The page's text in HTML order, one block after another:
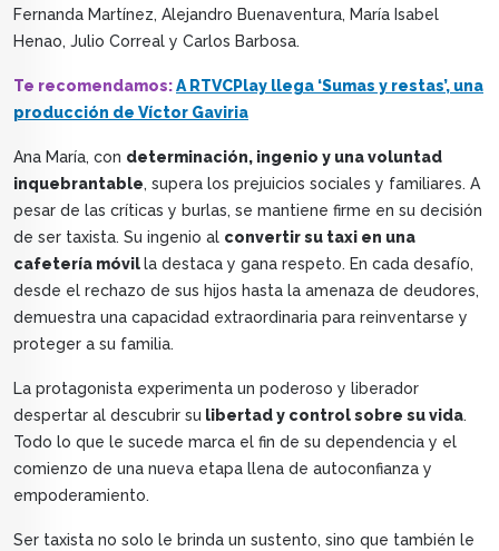
Fernanda Martínez, Alejandro Buenaventura, María Isabel
Henao, Julio Correal y Carlos Barbosa.
Te recomendamos:A RTVCPlay llega ‘Sumas y restas’, una
producción de Víctor Gaviria
Ana María, con determinación, ingenio y una voluntad
inquebrantable, supera los prejuicios sociales y familiares. A
pesar de las críticas y burlas, se mantiene firme en su decisión
de ser taxista. Su ingenio al convertir su taxi en una
cafetería móvilla destaca y gana respeto. En cada desafío,
desde el rechazo de sus hijos hasta la amenaza de deudores,
demuestra una capacidad extraordinaria para reinventarse y
proteger a su familia.
La protagonista experimenta un poderoso y liberador
despertar al descubrir su libertad y control sobre su vida.
Todo lo que le sucede marca el fin de su dependencia y el
comienzo de una nueva etapa llena de autoconfianza y
empoderamiento.
Ser taxista no solo le brinda un sustento, sino que también le